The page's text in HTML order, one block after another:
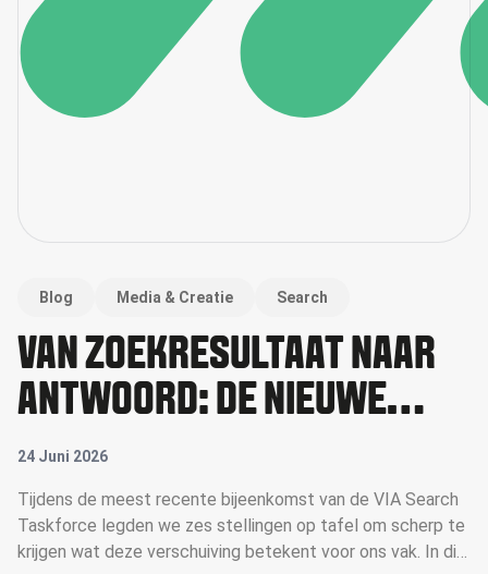
Blog Media & Creatie Search
VAN ZOEKRESULTAAT NAAR
ANTWOORD: DE NIEUWE
RICHTING VAN SEARCH
24 Juni 2026
Tijdens de meest recente bijeenkomst van de VIA Search
Taskforce legden we zes stellingen op tafel om scherp te
krijgen wat deze verschuiving betekent voor ons vak. In dit